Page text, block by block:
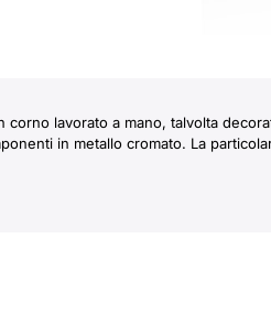
lavorato a mano, talvolta
in metallo cromato. La